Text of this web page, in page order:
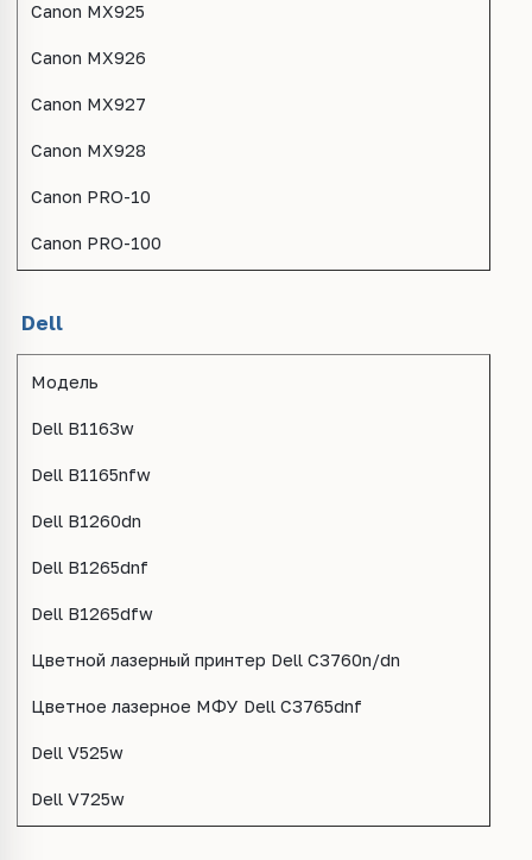
Canon MX925
Canon MX926
Canon MX927
Canon MX928
Canon PRO-10
Canon PRO-100
Dell
Модель
Dell B1163w
Dell B1165nfw
Dell B1260dn
Dell B1265dnf
Dell B1265dfw
Цветной лазерный принтер Dell C3760n/dn
Цветное лазерное МФУ Dell C3765dnf
Dell V525w
Dell V725w